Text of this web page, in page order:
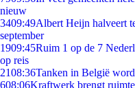
nieuw
3409:49Albert Heijn halveert
september
1909:45Ruim 1 op de 7
op reis
2108:36Tanken in België
608:06Kraftwerk brengt